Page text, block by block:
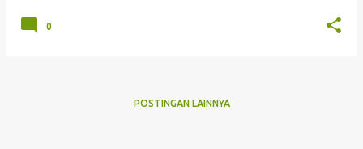
0
POSTINGAN LAINNYA